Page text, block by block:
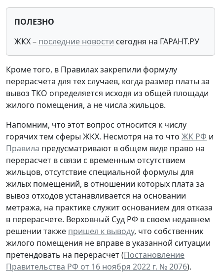
ПОЛЕЗНО
ЖКХ– последние новости сегодня на ГАРАНТ.РУ
Кроме того, в Правилах закрепили формулу
перерасчета для тех случаев, когда размер платы за
вывоз ТКО определяется исходя из общей площади
жилого помещения, а не числа жильцов.
Напомним, что этот вопрос относится к числу
горячих тем сферы ЖКХ. Несмотря на то что ЖК РФ и
Правила предусматривают в общем виде право на
перерасчет в связи с временным отсутствием
жильцов, отсутствие специальной формулы для
жилых помещений, в отношении которых плата за
вывоз отходов устанавливается на основании
метража, на практике служит основанием для отказа
в перерасчете. Верховный Суд РФ в своем недавнем
решении также пришел к выводу, что собственник
жилого помещения не вправе в указанной ситуации
претендовать на перерасчет (Постановление
Правительства РФ от 16 ноября 2022 г. № 2076).